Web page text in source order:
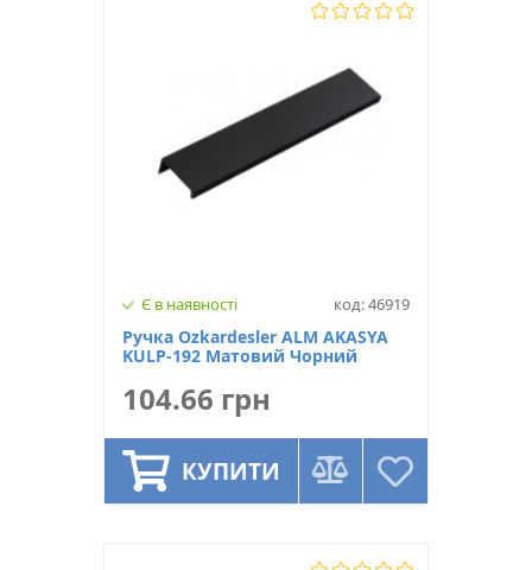
Є в наявності код: 46919
Ручка Ozkardesler ALM AKASYA
KULP-192 Матовий Чорний
104.66 грн
КУПИТИ